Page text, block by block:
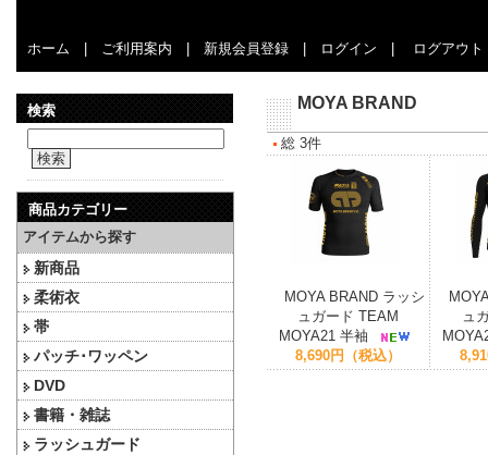
ホーム ご利用案内 新規会員登録 ログイン ログアウト
検索
検索
商品カテゴリー
アイテムから探す
新商品
柔術衣
帯
パッチ･ワッペン
DVD
書籍・雑誌
ラッシュガード
MOYA BRAND
総 3件
MOYA BRAND ラッシ
ュガード TEAM
MOYA21 半袖
8,690円（税込）
ュ